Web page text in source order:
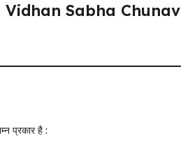
Vidhan Sabha Chunav
प्रकार है :